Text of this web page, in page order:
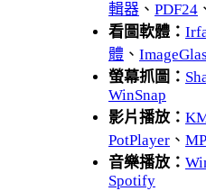
輯器 、 PDF24
看圖軟體：
體 、
螢幕抓圖：
WinSnap
影片播放：
PotPlayer 、
音樂播放：
Spotify